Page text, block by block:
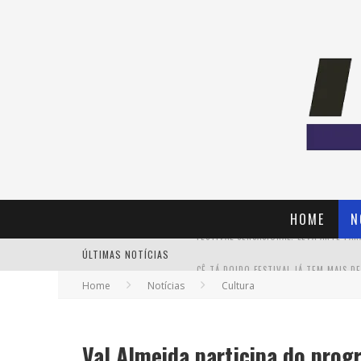
HOME
ÚLTIMAS NOTÍCIAS
Home Notícias Cultura